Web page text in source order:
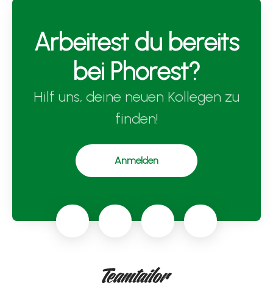
Arbeitest du bereits
bei Phorest?
Hilf uns, deine neuen Kollegen zu
finden!
Anmelden